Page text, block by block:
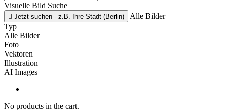
Visuelle Bild Suche
 Jetzt suchen - z.B. Ihre Stadt (Berlin)
Alle Bilder
Typ
Alle Bilder
Foto
Vektoren
Illustration
AI Images
No products in the cart.